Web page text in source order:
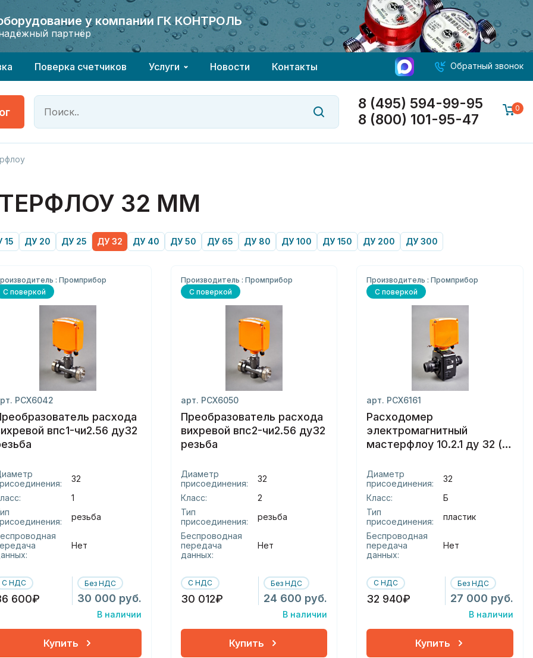
у компании ГК КОНТРОЛЬ
партнёр
у компании ГК КОНТРОЛЬ
партнёр
Поверка счетчиков Услуги Новости Контакты Обратный звонок
8 (495) 594-99-95
8 (800) 101-95-47
0
32 ММ
15 ДУ 20 ДУ 25 ДУ 32 ДУ 40 ДУ 50 ДУ 65 ДУ 80 ДУ 100 ДУ 150 ДУ 200 ДУ 300
: Промприбор
С поверкой
РСХ6042
расхода
впс1-чи2.56 ду32
32
1
резьба
Нет
С НДС
600₽
Без НДС
30 000 руб.
В наличии
Купить
Производитель : Промприбор
С поверкой
арт. РСХ6050
Преобразователь расхода
вихревой впс2-чи2.56 ду32
резьба
Диаметр
присоединения:
32
Класс:
2
Тип
присоединения:
резьба
Беспроводная
передача
данных:
Нет
С НДС
30 012₽
Без НДС
24 600 руб.
В наличии
Купить
Производитель : Промприбор
С поверкой
арт. РСХ6161
Расходомер
электромагнитный
мастерфлоу 10.2.1 ду 32 (б)
Диаметр
присоединения:
32
Класс:
Б
Тип
присоединения:
пластик
Беспроводная
передача
данных:
Нет
С НДС
32 940₽
Без НДС
27 000 руб.
В наличии
Купить